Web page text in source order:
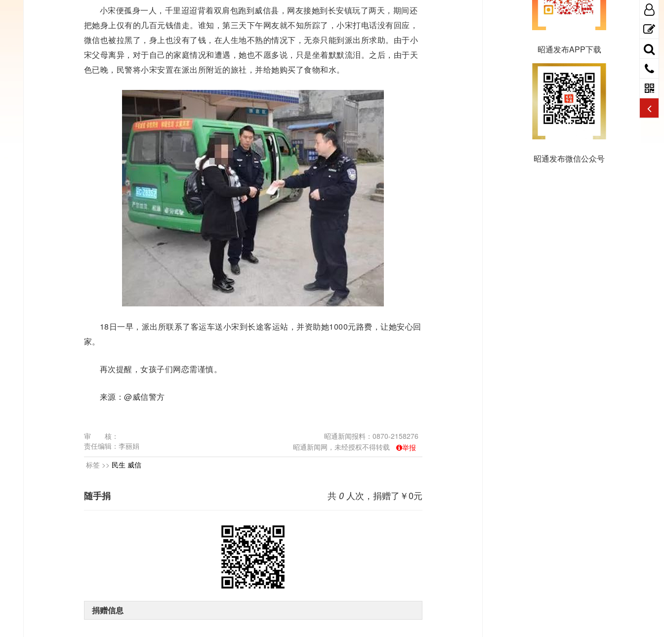
小宋便孤身一人，千里迢迢背着双肩包跑到威信县，网友接她到长安镇玩了两天，期间还
把她身上仅有的几百元钱借走。谁知，第三天下午网友就不知所踪了，小宋打电话没有回应，
微信也被拉黑了，身上也没有了钱，在人生地不熟的情况下，无奈只能到派出所求助。由于小
宋父母离异，对于自己的家庭情况和遭遇，她也不愿多说，只是坐着默默流泪。之后，由于天
色已晚，民警将小宋安置在派出所附近的旅社，并给她购买了食物和水。
18日一早，派出所联系了客运车送小宋到长途客运站，并资助她1000元路费，让她安心回
家。
再次提醒，女孩子们网恋需谨慎。
来源：@威信警方
昭通新闻报料：0870-2158276
昭通新闻网，未经授权不得转载
举报
审 核：
责任编辑：李丽娟
标签 >> 民生 威信
共 0人次，捐赠了￥0元
随手捐
捐赠信息
昭通发布APP下载
昭通发布微信公众号